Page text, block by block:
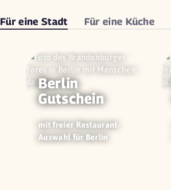
Für eineStadt Für eine Küche
Berlin
Gutschein
mit freier Restaurant-
Auswahl für Berlin